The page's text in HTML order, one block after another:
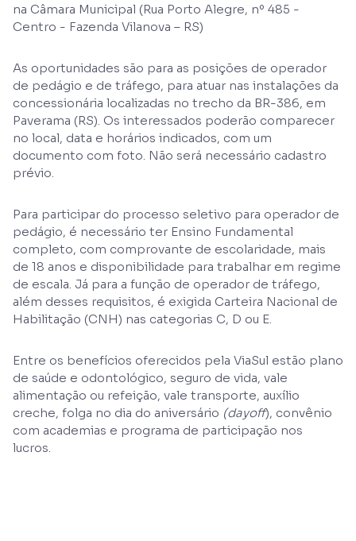
na Câmara Municipal (Rua Porto Alegre, nº 485 -
Centro - Fazenda Vilanova – RS)
As oportunidades são para as posições de operador
de pedágio e de tráfego, para atuar nas instalações da
concessionária localizadas no trecho da BR-386, em
Paverama (RS). Os interessados poderão comparecer
no local, data e horários indicados, com um
documento com foto. Não será necessário cadastro
prévio.
Para participar do processo seletivo para operador de
pedágio, é necessário ter Ensino Fundamental
completo, com comprovante de escolaridade, mais
de 18 anos e disponibilidade para trabalhar em regime
de escala. Já para a função de operador de tráfego,
além desses requisitos, é exigida Carteira Nacional de
Habilitação (CNH) nas categorias C, D ou E.
Entre os benefícios oferecidos pela ViaSul estão plano
de saúde e odontológico, seguro de vida, vale
alimentação ou refeição, vale transporte, auxílio
creche, folga no dia do aniversário (dayoff), convênio
com academias e programa de participação nos
lucros.